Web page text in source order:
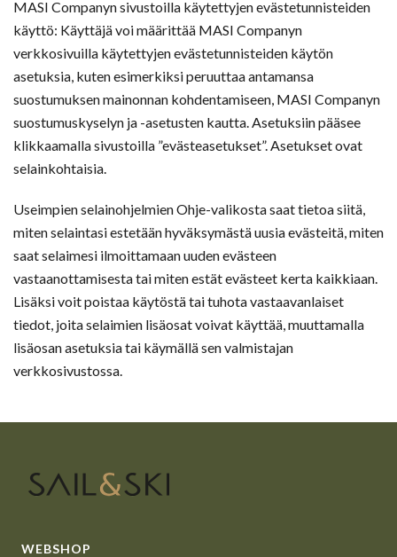
MASI Companyn sivustoilla käytettyjen evästetunnisteiden
käyttö: Käyttäjä voi määrittää MASI Companyn
verkkosivuilla käytettyjen evästetunnisteiden käytön
asetuksia, kuten esimerkiksi peruuttaa antamansa
suostumuksen mainonnan kohdentamiseen, MASI Companyn
suostumuskyselyn ja -asetusten kautta. Asetuksiin pääsee
klikkaamalla sivustoilla ”evästeasetukset”. Asetukset ovat
selainkohtaisia.
Useimpien selainohjelmien Ohje-valikosta saat tietoa siitä,
miten selaintasi estetään hyväksymästä uusia evästeitä, miten
saat selaimesi ilmoittamaan uuden evästeen
vastaanottamisesta tai miten estät evästeet kerta kaikkiaan.
Lisäksi voit poistaa käytöstä tai tuhota vastaavanlaiset
tiedot, joita selaimien lisäosat voivat käyttää, muuttamalla
lisäosan asetuksia tai käymällä sen valmistajan
verkkosivustossa.
WEBSHOP